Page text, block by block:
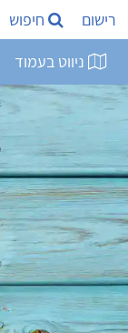
רישום חיפוש
ניווט בעמוד